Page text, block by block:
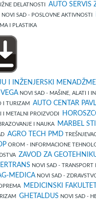
DELATNOSTI AUTO SERVIS
NOVI SAD - POSLOVNE AKTIVNOSTI
I PLASTIKA
I INŽENJERSKI
VEGA NOVI SAD - MAŠINE, ALATI I
I TURIZAM AUTO CENTAR
METALNI PROIZVODI
I NAUKA MARBEL
AGRO TECH PMD
OROM - INFORMACIONE
ZAVOD ZA
NOVI SAD - TRANSPORT
MEDICA NOVI SAD -
MEDICINSKI
GHETALDUS NOVI SAD -